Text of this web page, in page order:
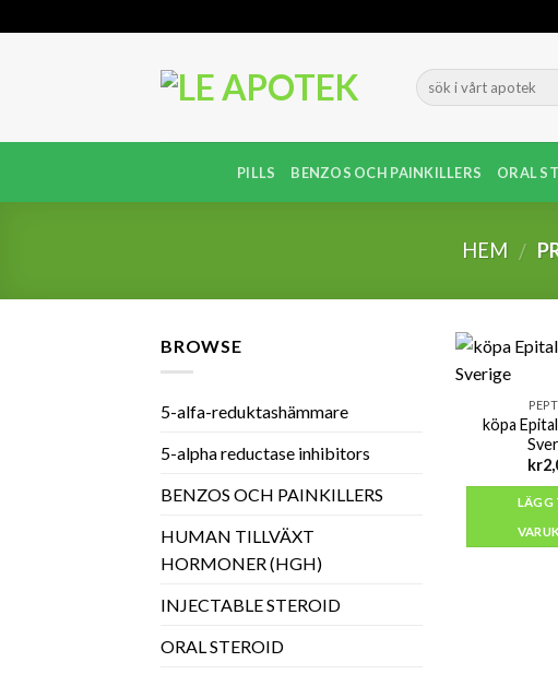
to
PILLS BENZOS OCH PAINKILLERS ORAL
HEM /
BROWSE
5-alfa-reduktashämmare
5-alpha reductase inhibitors
BENZOS OCH PAINKILLERS
HUMAN TILLVÄXT
HORMONER (HGH)
INJECTABLE STEROID
ORAL STEROID
köpa
kr
LÄGG